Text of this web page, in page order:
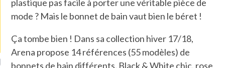
ATTACHÉS À LA UN GRONDIN FOURRÉ AUX
plastique pas facile à porter une véritable pièce de
mode ? Mais le bonnet de bain vaut bien le béret !
Ça tombe bien ! Dans sa collection hiver 17/18,
Arena propose 14 références (55 modèles) de
bonnets de bain différents. Black & White chic, rose